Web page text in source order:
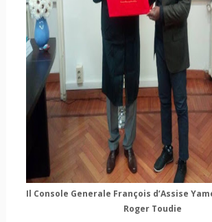
Il Console Generale François d’Assise
Roger Toudie